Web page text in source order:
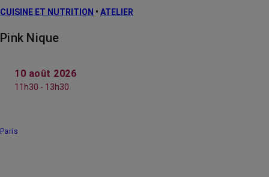
CUISINE ET NUTRITION • ATELIER
Pink Nique
10 août 2026
11h30 - 13h30
Paris